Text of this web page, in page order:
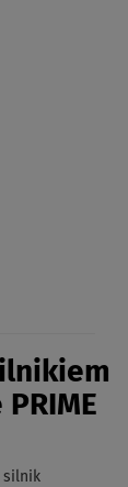
silnik